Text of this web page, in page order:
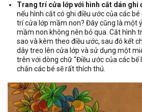
Trang trí cửa lớp với hình cắt dán ghi
nếu hình cắt có ghi điều ước của các
trí cửa lớp mầm non? Đây cũng là một
mầm non không nên bỏ qua. Cắt hình
sao và kèm theo điều ước, sau đó kết
dây treo lên cửa lớp và sử dụng một
trên với dòng chữ “Điều ước của các bế
chắn các bé sẽ rất thích thú.